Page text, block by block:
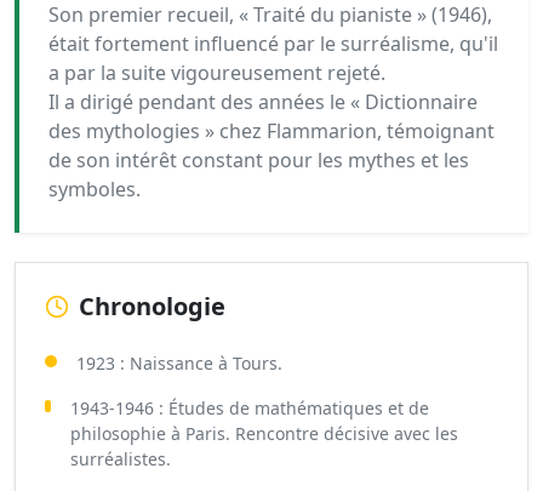
Son premier recueil, « Traité du pianiste » (1946),
était fortement influencé par le surréalisme, qu'il
a par la suite vigoureusement rejeté.
Il a dirigé pendant des années le « Dictionnaire
des mythologies » chez Flammarion, témoignant
de son intérêt constant pour les mythes et les
symboles.
Chronologie
1923 : Naissance à Tours.
1943-1946 : Études de mathématiques et de
philosophie à Paris. Rencontre décisive avec les
surréalistes.